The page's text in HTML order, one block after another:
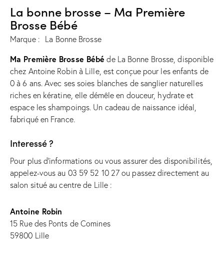
La bonne brosse – Ma Première
Brosse Bébé
Marque : La Bonne Brosse
Ma Première Brosse Bébé de La Bonne Brosse, disponible
chez Antoine Robin à Lille, est conçue pour les enfants de
0 à 6 ans. Avec ses soies blanches de sanglier naturelles
riches en kératine, elle démêle en douceur, hydrate et
espace les shampoings. Un cadeau de naissance idéal,
fabriqué en France.
Interessé ?
Pour plus d'informations ou vous assurer des disponibilités,
appelez-vous au 03 59 52 10 27 ou passez directementau
salon situé au centre de Lille :
Antoine Robin
15 Rue des Ponts de Comines
59800 Lille